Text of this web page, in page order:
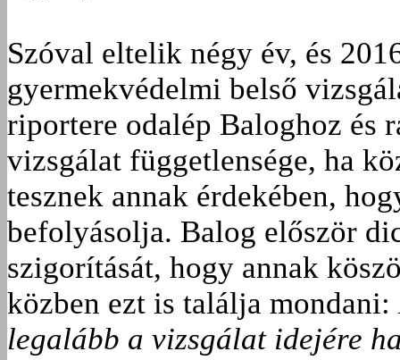
Szóval eltelik négy év, és
gyermekvédelmi belső
riportere odalép Baloghoz és
vizsgálat függetlensége, ha
tesznek annak érdekében,
befolyásolja. Balog először
szigorítását, hogy annak
közben ezt is találja mondani:
legalább a vizsgálat idejére